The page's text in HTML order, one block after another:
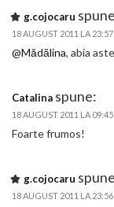
g.cojocaru
18 AUGUST 2011 LA 23:57
@Mădălina, abia
Catalina spune:
18 AUGUST 2011 LA 09:45
Foarte frumos!
g.cojocaru
18 AUGUST 2011 LA 23:56